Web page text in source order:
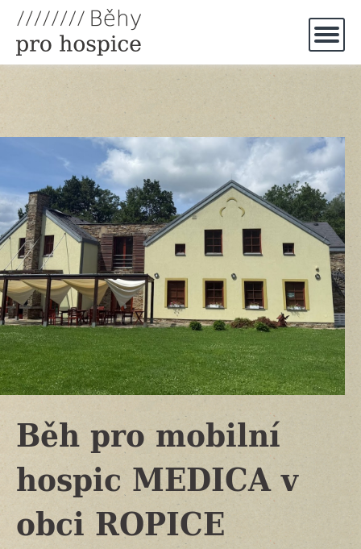
Běh pro mobilní
hospic MEDICA v
obci ROPICE